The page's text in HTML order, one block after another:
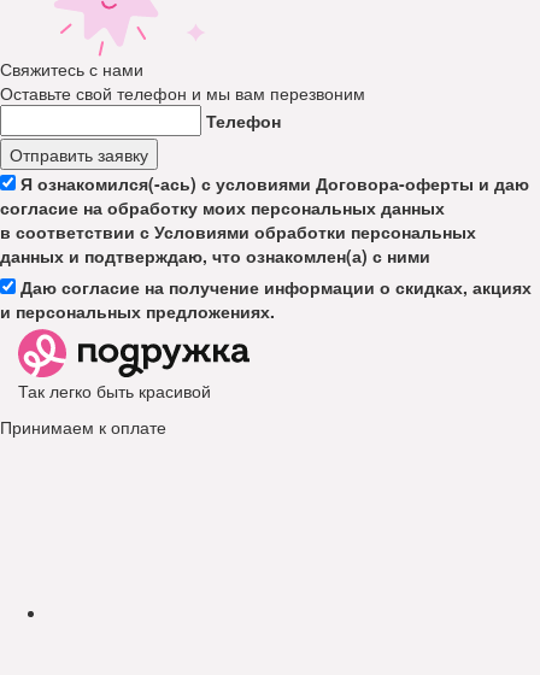
Свяжитесь с нами
Оставьте свой телефон и мы вам перезвоним
Телефон
Отправить заявку
Я ознакомился(-ась) с условиями Договора-оферты и даю
согласие на обработку моих персональных данных
в соответствии с Условиями обработки персональных
данных и подтверждаю, что ознакомлен(а) с ними
Даю согласие на получение информации о скидках, акциях
и персональных предложениях.
Так легко быть красивой
Принимаем к оплате